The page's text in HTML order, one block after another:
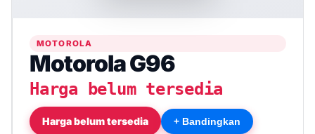
MOTOROLA
Motorola G96
Harga belum tersedia
Harga belum tersedia + Bandingkan